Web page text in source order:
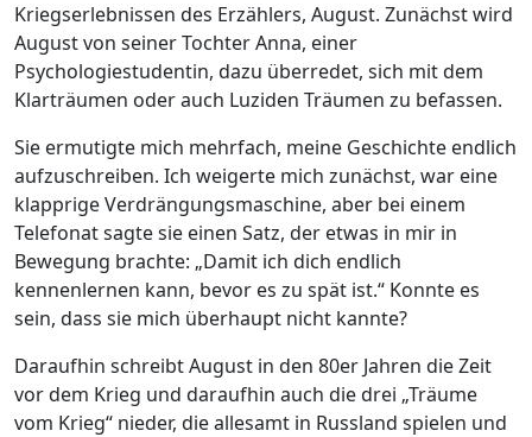
Kriegserlebnissen des Erzählers, August. Zunächst wird
August von seiner Tochter Anna, einer
Psychologiestudentin, dazu überredet, sich mit dem
Klarträumen oder auch Luziden Träumen zu befassen.
Sie ermutigte mich mehrfach, meine Geschichte endlich
aufzuschreiben. Ich weigerte mich zunächst, war eine
klapprige Verdrängungsmaschine, aber bei einem
Telefonat sagte sie einen Satz, der etwas in mir in
Bewegung brachte: „Damit ich dich endlich
kennenlernen kann, bevor es zu spät ist.“ Konnte es
sein, dass sie mich überhaupt nicht kannte?
Daraufhin schreibt August in den 80er Jahren die Zeit
vor dem Krieg und daraufhin auch die drei „Träume
vom Krieg“ nieder, die allesamt in Russland spielen und